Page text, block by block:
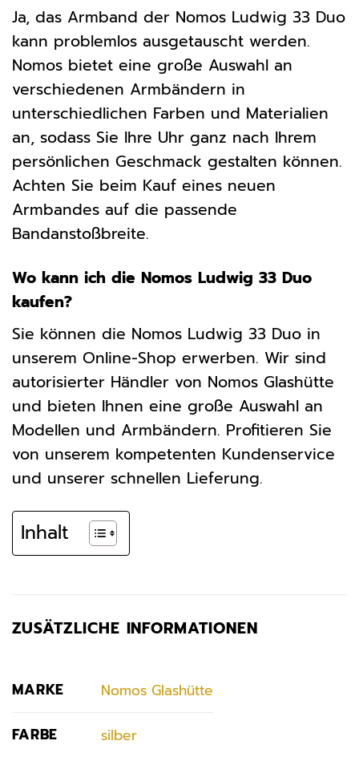
Ja, das Armband der Nomos Ludwig 33 Duo
kann problemlos ausgetauscht werden.
Nomos bietet eine große Auswahl an
verschiedenen Armbändern in
unterschiedlichen Farben und Materialien
an, sodass Sie Ihre Uhr ganz nach Ihrem
persönlichen Geschmack gestalten können.
Achten Sie beim Kauf eines neuen
Armbandes auf die passende
Bandanstoßbreite.
Wo kann ich die Nomos Ludwig 33 Duo
kaufen?
Sie können die Nomos Ludwig 33 Duo in
unserem Online-Shop erwerben. Wir sind
autorisierter Händler von Nomos Glashütte
und bieten Ihnen eine große Auswahl an
Modellen und Armbändern. Profitieren Sie
von unserem kompetenten Kundenservice
und unserer schnellen Lieferung.
Inhalt
ZUSÄTZLICHE INFORMATIONEN
MARKE Nomos Glashütte
FARBE silber